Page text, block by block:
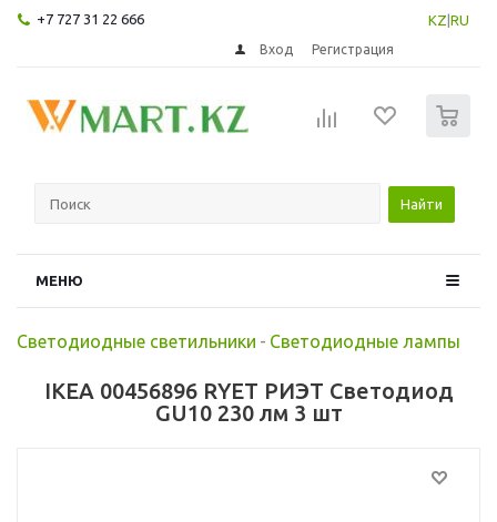
+7 727 31 22 666 KZ RU
Вход Регистрация
Найти
МЕНЮ
Светодиодные светильники - Светодиодные лампы
IKEA 00456896 RYET РИЭТ Светодиод
GU10 230 лм 3 шт